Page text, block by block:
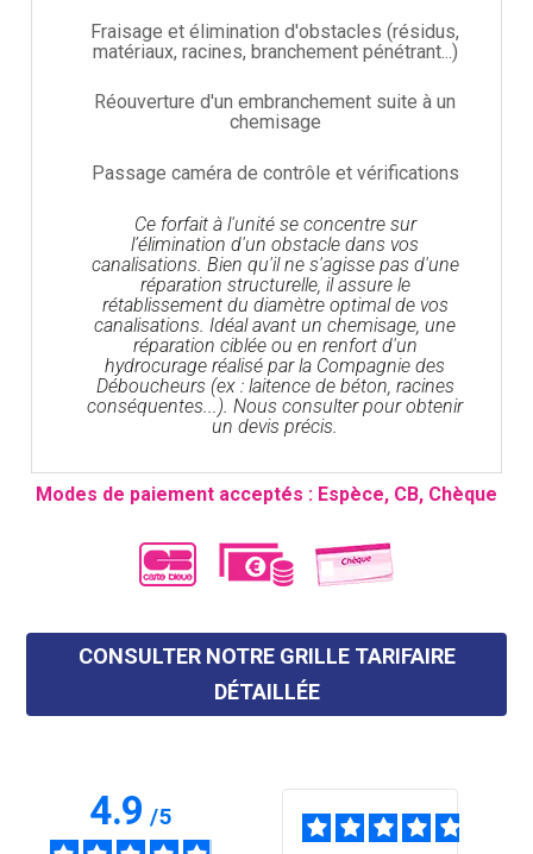
Fraisage et élimination d'obstacles (résidus,
matériaux, racines, branchement pénétrant...)
Réouverture d'un embranchement suite à un
chemisage
Passage caméra de contrôle et vérifications
Ce forfait à l'unité se concentre sur
l’élimination d'un obstacle dans vos
canalisations. Bien qu'il ne s'agisse pas d'une
réparation structurelle, il assure le
rétablissement du diamètre optimal de vos
canalisations. Idéal avant un chemisage, une
réparation ciblée ou en renfort d'un
hydrocurage réalisé par la Compagnie des
Déboucheurs (ex : laitence de béton, racines
conséquentes...). Nous consulter pour obtenir
un devis précis.
Modes de paiement acceptés : Espèce, CB, Chèque
CONSULTER NOTRE GRILLE TARIFAIRE
DÉTAILLÉE
4.9/5 / 5